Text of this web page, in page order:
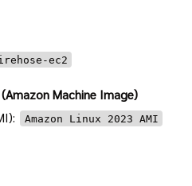
ec2
Machine Image)
Amazon Linux 2023 AMI